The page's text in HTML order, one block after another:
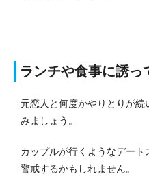
ランチや食事に誘っ
元恋人と何度かやりとりが
みましょう。
カップルが行くようなデー
警戒するかもしれません。